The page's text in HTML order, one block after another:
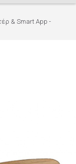
& Smart App -